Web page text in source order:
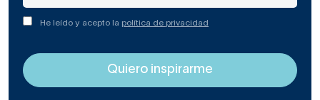
He leído y acepto la política de privacidad